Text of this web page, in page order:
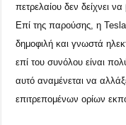
πετρελαίου δεν δείχνει
Επί της παρούσης, η
δημοφιλή και γνωστά
επί του συνόλου είναι
αυτό αναμένεται να
επιτρεπομένων ορίων